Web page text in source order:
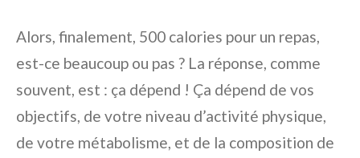
Alors, finalement, 500 calories pour un repas,
est-ce beaucoup ou pas ? La réponse, comme
souvent, est : ça dépend ! Ça dépend de vos
objectifs, de votre niveau d’activité physique,
de votre métabolisme, et de la composition de